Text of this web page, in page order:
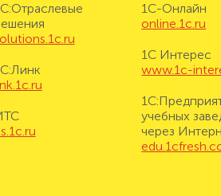
1С-Онлайн
online.1c.ru
1С Интерес
www.1c-
учебных
через